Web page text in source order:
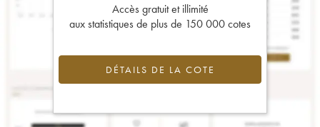
Accès gratuit et illimité
aux statistiques de plus de 150 000 cotes
DÉTAILS DE LA COTE